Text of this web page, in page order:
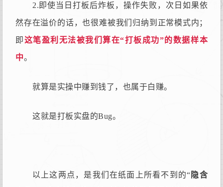
2.即使当日打板后炸板，操作失败，次日如果依
然存在溢价的话，也很难被我们归纳到正常模式内；
即这笔盈利无法被我们算在“打板成功”的数据样本
中。
就算是实操中赚到钱了，也属于白赚。
这就是打板实盘的Bug。
以上这两点，是我们在纸面上所看不到的“ 隐含